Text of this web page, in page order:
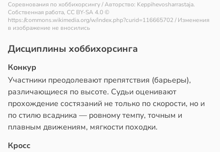
Соревнования по хоббихорсингу / Авторство: Keppihevosharrastaja.
Собственная работа, CC BY-SA 4.0©
https://commons.wikimedia.org/w/index.php?curid=116665702 / Изменения
в изображение не вносились
Дисциплины хоббихорсинга
Конкур
Участники преодолевают препятствия (барьеры),
различающиеся по высоте. Судьи оценивают
прохождение состязаний не только по скорости, но и
по стилю всадника — ровному темпу, точным и
плавным движениям, мягкости походки.
Кросс